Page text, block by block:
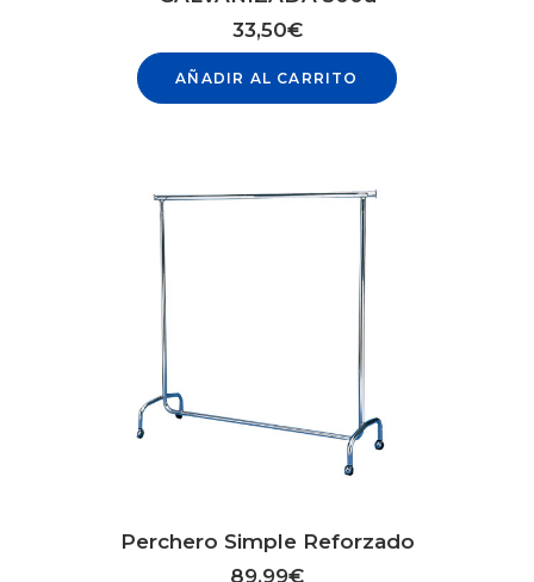
33,50€
AÑADIR AL CARRITO
Perchero Simple Reforzado
89,99€